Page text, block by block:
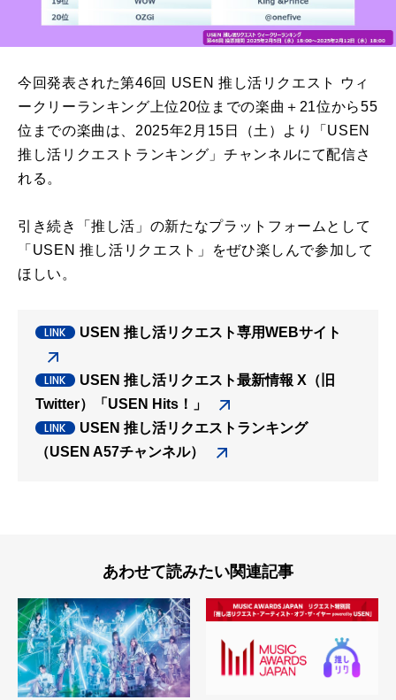
今回発表された第46回 USEN 推し活リクエスト ウィ
ークリーランキング上位20位までの楽曲＋21位から55
位までの楽曲は、2025年2月15日（土）より「USEN
推し活リクエストランキング」チャンネルにて配信さ
れる。
引き続き「推し活」の新たなプラットフォームとして
「USEN 推し活リクエスト」をぜひ楽しんで参加して
ほしい。
USEN 推し活リクエスト専用WEBサイト
USEN 推し活リクエスト最新情報 X（旧
Twitter）「USEN Hits！」
USEN 推し活リクエストランキング
（USEN A57チャンネル）
あわせて読みたい関連記事